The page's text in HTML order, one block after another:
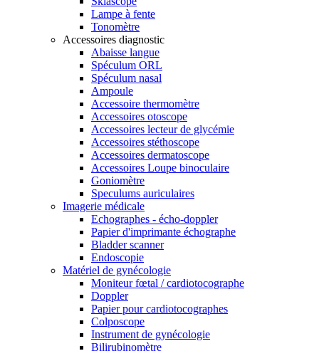
Lampe à fente
Tonomètre
Accessoires diagnostic
Abaisse langue
Spéculum ORL
Spéculum nasal
Ampoule
Accessoire thermomètre
Accessoires otoscope
Accessoires lecteur de glycémie
Accessoires stéthoscope
Accessoires dermatoscope
Accessoires Loupe binoculaire
Goniomètre
Speculums auriculaires
Imagerie médicale
Echographes - écho-doppler
Papier d'imprimante échographe
Bladder scanner
Endoscopie
Matériel de gynécologie
Moniteur fœtal / cardiotocographe
Doppler
Papier pour cardiotocographes
Colposcope
Instrument de gynécologie
Bilirubinomètre